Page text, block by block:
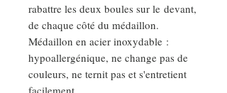
rabattre les deux boules sur le devant,
de chaque côté du médaillon.
Médaillon en acier inoxydable :
hypoallergénique, ne change pas de
couleurs, ne ternit pas et s'entretient
facilement.